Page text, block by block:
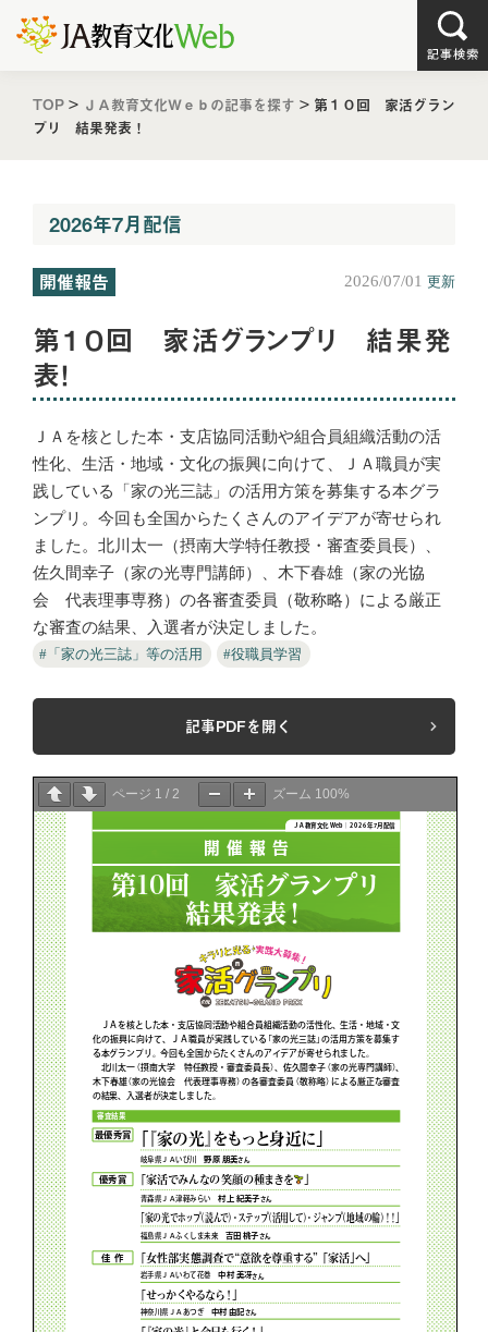
TOP > ＪＡ教育文化Ｗｅｂの記事を探す > 第１０回 家活グラン
プリ 結果発表！
2026年7月配信
開催報告 2026/07/01 更新
第１０回 家活グランプリ 結果発
表！
ＪＡを核とした本・支店協同活動や組合員組織活動の活
性化、生活・地域・文化の振興に向けて、ＪＡ職員が実
践している「家の光三誌」の活用方策を募集する本グラ
ンプリ。今回も全国からたくさんのアイデアが寄せられ
ました。北川太一（摂南大学特任教授・審査委員長）、
佐久間幸子（家の光専門講師）、木下春雄（家の光協
会 代表理事専務）の各審査委員（敬称略）による厳正
な審査の結果、入選者が決定しました。
#「家の光三誌」等の活用 #役職員学習
記事PDFを開く
ページ 1 / 2 ズーム 100%